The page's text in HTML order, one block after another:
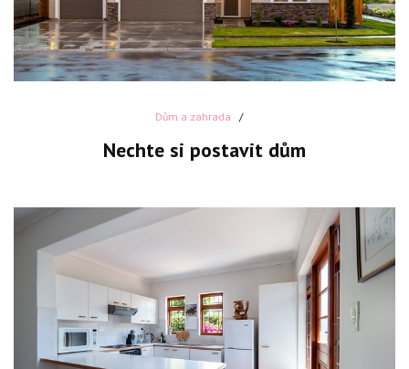
Dům a zahrada
Nechte si postavit dům